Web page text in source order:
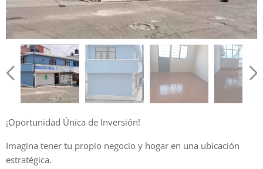
¡Oportunidad Única de Inversión!
Imagina tener tu propio negocio y hogar en una ubicación
estratégica.